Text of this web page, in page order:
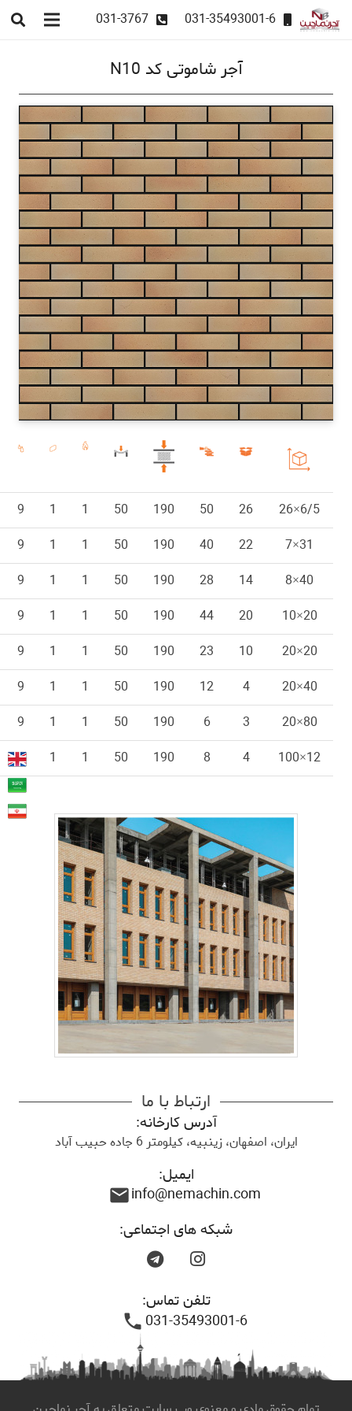
031-35493001-6
031-3767
آجر شاموتی کد N10
6/5×26
26
50
190
50
1
1
9
31×7
22
40
190
50
1
1
9
40×8
14
28
190
50
1
1
9
20×10
20
44
190
50
1
1
9
20×20
10
23
190
50
1
1
9
40×20
4
12
190
50
1
1
9
80×20
3
6
190
50
1
1
9
12×100
4
8
190
50
1
1
9
ارتباط با ما
آدرس کارخانه:
ایران، اصفهان، زینبیه، کیلومتر 6 جاده حبیب آباد
ایمیل:
info@nemachin.com
mail
شبکه های اجتماعی:
تلفن تماس:
031-35493001-6
phone